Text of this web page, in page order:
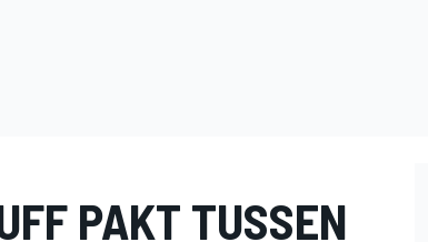
PAKT TUSSEN